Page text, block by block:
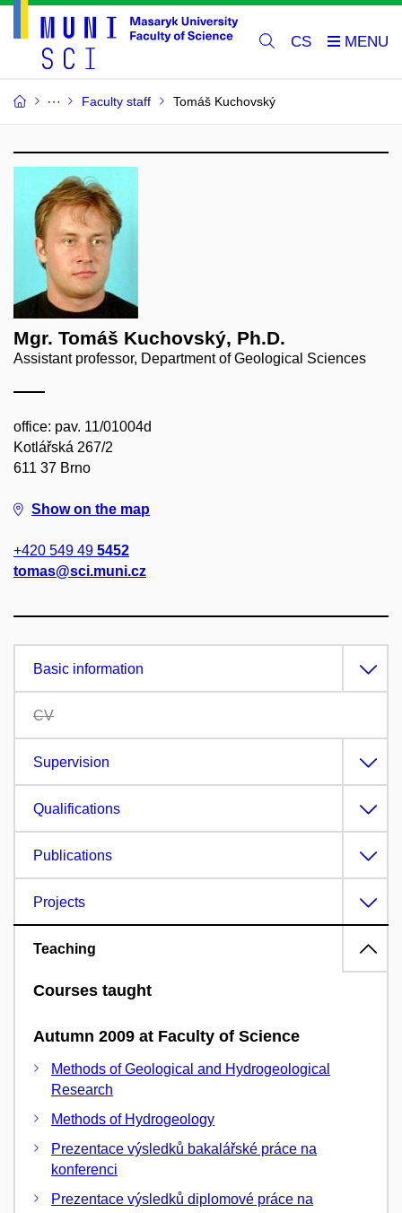
CS
Faculty staff Tomáš Kuchovský
Mgr. Tomáš Kuchovský, Ph.D.
Assistant professor, Department of Geological Sciences
office: pav. 11/01004d
Kotlářská 267/2
611 37 Brno
Show on the map
+420 549 49 5452
tomas@sci.muni.cz
Basic information
CV
Supervision
Qualifications
Publications
Projects
Teaching
Courses taught
Autumn 2009 at Faculty of Science
Methods of Geological and Hydrogeological
Research
Methods of Hydrogeology
Prezentace výsledků bakalářské práce na
konferenci
Prezentace výsledků diplomové práce na